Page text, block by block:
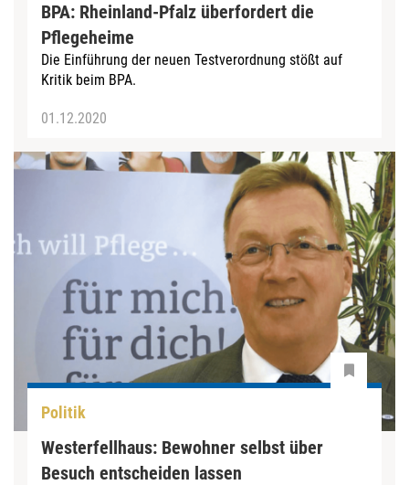
BPA: Rheinland-Pfalz überfordert die
Pflegeheime
Die Einführung der neuen Testverordnung stößt auf
Kritik beim BPA.
01.12.2020
Politik
Westerfellhaus: Bewohner selbst über
Besuch entscheiden lassen